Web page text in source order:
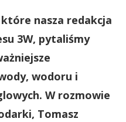
nasza redakcja
3W, pytaliśmy
wodoru i
W rozmowie
Tomasz